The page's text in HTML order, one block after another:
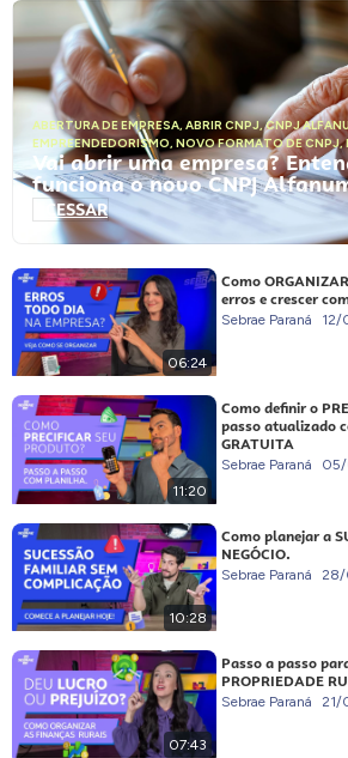
ABERTURA DE EMPRESA, ABRIR CNPJ,CNPJ
EMPREENDEDORISMO, NOVO FORMATO DE CNPJ,
Vai abrir uma empresa?
funciona o novo CNPJ
ACESSAR
06:24
Como
erros e crescer
Sebrae Paraná 12/
11:20
Como definir o
passo atualizado
GRATUITA
Sebrae Paraná
10:28
Como planejar a
NEGÓCIO.
Sebrae Paraná
07:43
Passo a passo
PROPRIEDADE
Sebrae Paraná 21/